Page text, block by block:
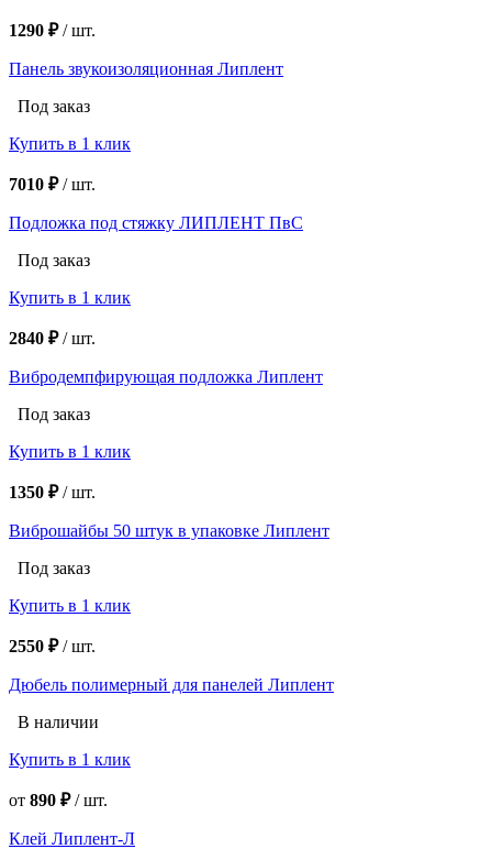
1290 ₽/шт.
Панель звукоизоляционная Липлент
Под заказ
Купить в 1 клик
7010 ₽/шт.
Подложка под стяжку ЛИПЛЕНТ ПвС
Под заказ
Купить в 1 клик
2840 ₽/шт.
Вибродемпфирующая подложка Липлент
Под заказ
Купить в 1 клик
1350 ₽/шт.
Виброшайбы 50 штук в упаковке Липлент
Под заказ
Купить в 1 клик
2550 ₽/шт.
Дюбель полимерный для панелей Липлент
В наличии
Купить в 1 клик
от 890 ₽/шт.
Клей Липлент-Л